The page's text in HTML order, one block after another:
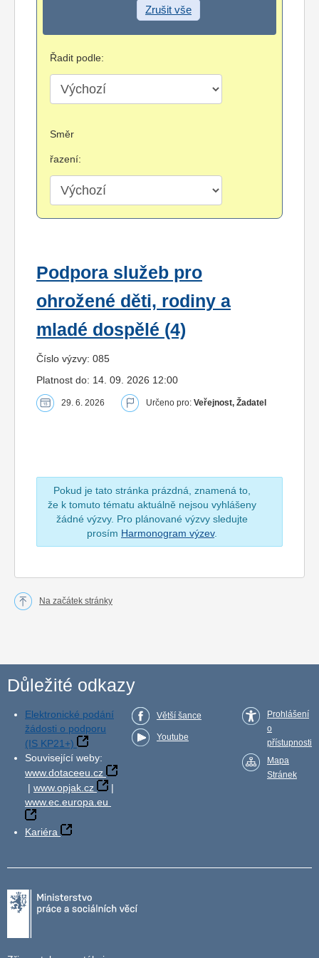
Zrušit vše
Řadit podle:
Směr
řazení:
Podpora služeb pro
ohrožené děti, rodiny a
mladé dospělé (4)
Číslo výzvy: 085
Platnost do: 14. 09. 2026 12:00
29. 6. 2026 Určeno pro: Veřejnost, Žadatel
Pokud je tato stránka prázdná, znamená to,
že k tomuto tématu aktuálně nejsou vyhlášeny
žádné výzvy. Pro plánované výzvy sledujte
prosím Harmonogram výzev.
Na začátek stránky
Důležité odkazy
Elektronické podání
žádosti o podporu
(IS KP21+)
Související weby:
www.dotaceeu.cz
| www.opjak.cz
|
www.ec.europa.eu
Kariéra
Větší šance
Youtube
Prohlášení
o
přístupnosti
Mapa
Stránek